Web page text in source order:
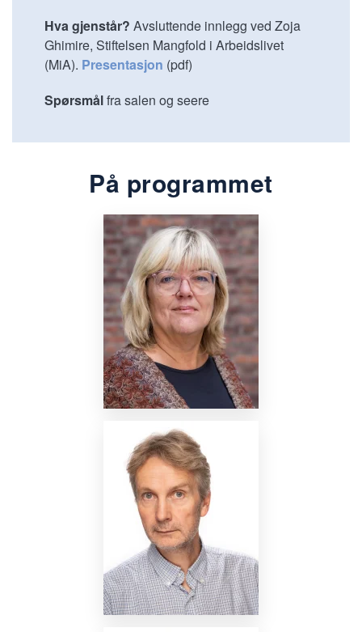
Hva gjenstår? Avsluttende innlegg ved Zoja
Ghimire, Stiftelsen Mangfold i Arbeidslivet
(MiA). Presentasjon (pdf)
Spørsmålfra salen og seere
På programmet
Nettside
Nettside